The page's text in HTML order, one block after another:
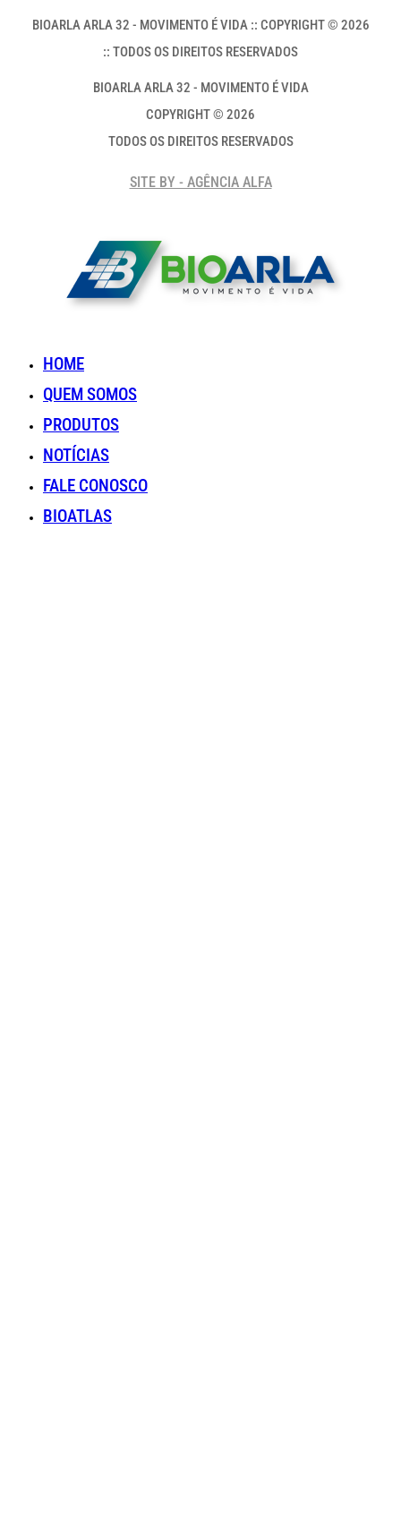
BIOARLA ARLA 32 - MOVIMENTO É VIDA :: COPYRIGHT © 2026
:: TODOS OS DIREITOS RESERVADOS
BIOARLA ARLA 32 - MOVIMENTO É VIDA
COPYRIGHT © 2026
TODOS OS DIREITOS RESERVADOS
SITE BY - AGÊNCIA ALFA
HOME
QUEM SOMOS
PRODUTOS
NOTÍCIAS
FALE CONOSCO
BIOATLAS